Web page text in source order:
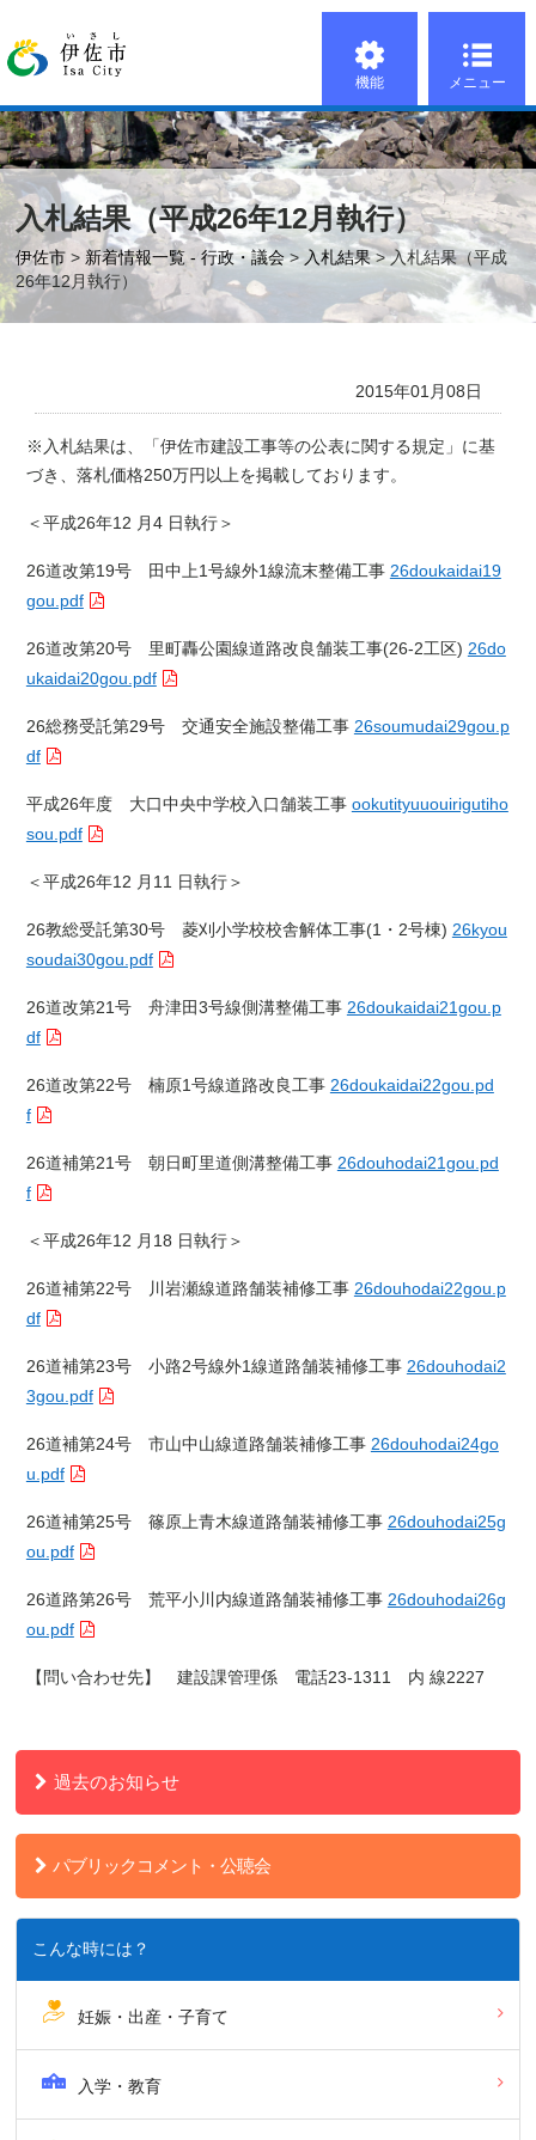
機能 メニュー
入札結果（平成26年12月執行）
伊佐市 > 新着情報一覧 - 行政・議会>入札結果> 入札結果（平成
26年12月執行）
2015年01月08日
※入札結果は、「伊佐市建設工事等の公表に関する規定」に基
づき、落札価格250万円以上を掲載しております。
＜平成26年12 月4 日執行＞
26道改第19号 田中上1号線外1線流末整備工事 26doukaidai19
gou.pdf
26道改第20号 里町轟公園線道路改良舗装工事(26-2工区) 26do
ukaidai20gou.pdf
26総務受託第29号 交通安全施設整備工事 26soumudai29gou.p
df
平成26年度 大口中央中学校入口舗装工事 ookutityuuouirigutiho
sou.pdf
＜平成26年12 月11 日執行＞
26教総受託第30号 菱刈小学校校舎解体工事(1・2号棟) 26kyou
soudai30gou.pdf
26道改第21号 舟津田3号線側溝整備工事 26doukaidai21gou.p
df
26道改第22号 楠原1号線道路改良工事 26doukaidai22gou.pd
f
26道補第21号 朝日町里道側溝整備工事 26douhodai21gou.pd
f
＜平成26年12 月18 日執行＞
26道補第22号 川岩瀬線道路舗装補修工事 26douhodai22gou.p
df
26道補第23号 小路2号線外1線道路舗装補修工事 26douhodai2
3gou.pdf
26道補第24号 市山中山線道路舗装補修工事 26douhodai24go
u.pdf
26道補第25号 篠原上青木線道路舗装補修工事 26douhodai25g
ou.pdf
26道路第26号 荒平小川内線道路舗装補修工事 26douhodai26g
ou.pdf
【問い合わせ先】 建設課管理係 電話23-1311 内 線2227
過去のお知らせ
パブリックコメント・公聴会
こんな時には？
妊娠・出産・子育て
入学・教育